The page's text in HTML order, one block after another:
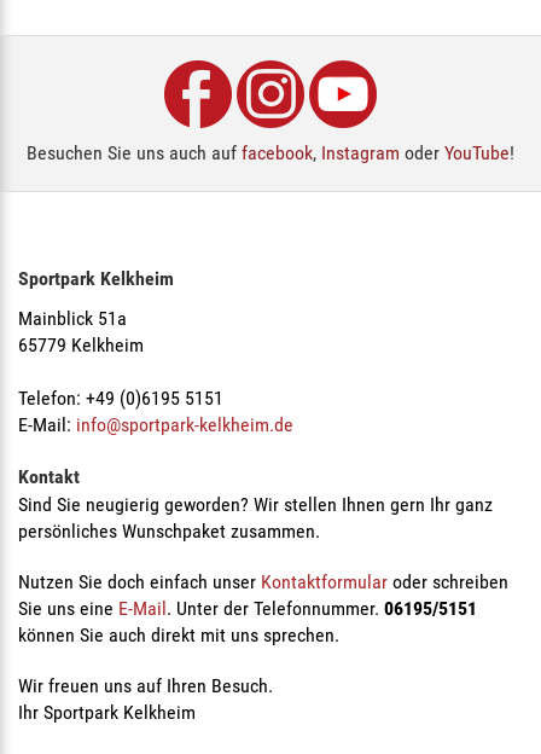
Besuchen Sie uns auch auf facebook, Instagram oder YouTube!
Sportpark Kelkheim
Mainblick 51a
65779 Kelkheim
Telefon: +49 (0)6195 5151
E-Mail: info@sportpark-kelkheim.de
Kontakt
Sind Sie neugierig geworden? Wir stellen Ihnen gern Ihr ganz
persönliches Wunschpaket zusammen.
Nutzen Sie doch einfach unser Kontaktformular oder schreiben
Sie uns eine E-Mail. Unter der Telefonnummer. 06195/5151
können Sie auch direkt mit uns sprechen.
Wir freuen uns auf Ihren Besuch.
Ihr Sportpark Kelkheim